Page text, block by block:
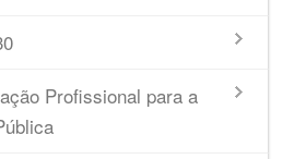
Profissional para a